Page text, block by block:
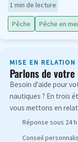
1 min de lecture
Pêche Pêche en
MISE EN RELATION
Parlons de
Besoin d'aide pour
nautiques ? En trois
vous mettons en
Réponse sous 24
Conseil